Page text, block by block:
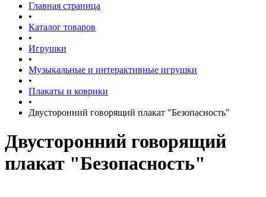
Главная страница
•
Каталог товаров
•
Игрушки
•
Музыкальные и интерактивные игрушки
•
Плакаты и коврики
•
Двусторонний говорящий плакат "Безопасность"
Двусторонний говорящий
плакат "Безопасность"